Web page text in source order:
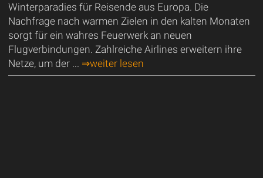
Winterparadies für Reisende aus Europa. Die
Nachfrage nach warmen Zielen in den kalten Monaten
sorgt für ein wahres Feuerwerk an neuen
Flugverbindungen. Zahlreiche Airlines erweitern ihre
Netze, um der ... ⇒weiter lesen